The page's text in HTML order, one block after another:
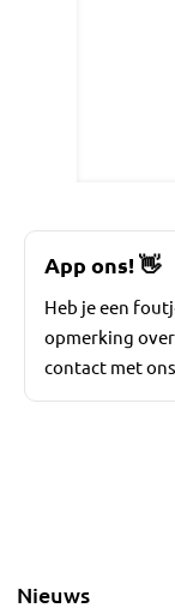
App ons!👋
Heb je een
opmerking
contact met
Nieuws